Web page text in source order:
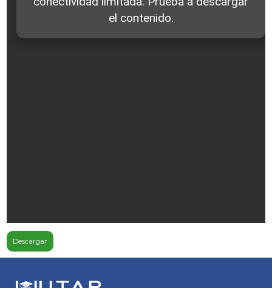
Descargar